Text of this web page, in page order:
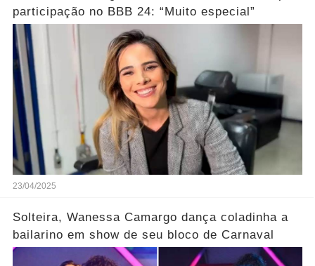
participação no BBB 24: “Muito especial”
23/04/2025
Solteira, Wanessa Camargo dança coladinha a
bailarino em show de seu bloco de Carnaval